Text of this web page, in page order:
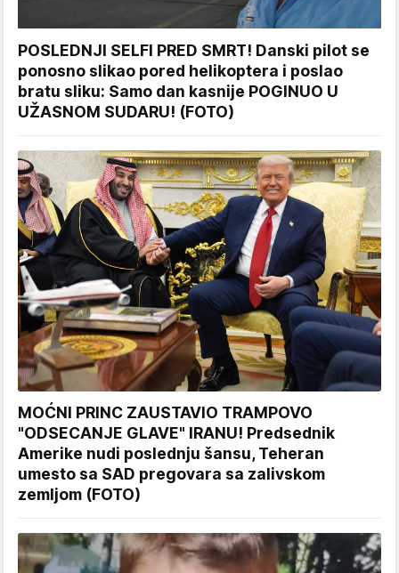
POSLEDNJI SELFI PRED SMRT! Danski pilot se
ponosno slikao pored helikoptera i poslao
bratu sliku: Samo dan kasnije POGINUO U
UŽASNOM SUDARU! (FOTO)
MOĆNI PRINC ZAUSTAVIO TRAMPOVO
"ODSECANJE GLAVE" IRANU! Predsednik
Amerike nudi poslednju šansu, Teheran
umesto sa SAD pregovara sa zalivskom
zemljom (FOTO)